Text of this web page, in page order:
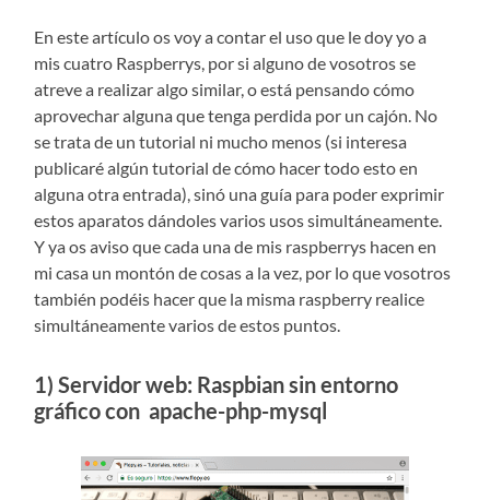
En este artículo os voy a contar el uso que le doy yo a
mis cuatro Raspberrys, por si alguno de vosotros se
atreve a realizar algo similar, o está pensando cómo
aprovechar alguna que tenga perdida por un cajón. No
se trata de un tutorial ni mucho menos (si interesa
publicaré algún tutorial de cómo hacer todo esto en
alguna otra entrada), sinó una guía para poder exprimir
estos aparatos dándoles varios usos simultáneamente.
Y ya os aviso que cada una de mis raspberrys hacen en
mi casa un montón de cosas a la vez, por lo que vosotros
también podéis hacer que la misma raspberry realice
simultáneamente varios de estos puntos.
1) Servidor web: Raspbian sin entorno
gráfico con apache-php-mysql